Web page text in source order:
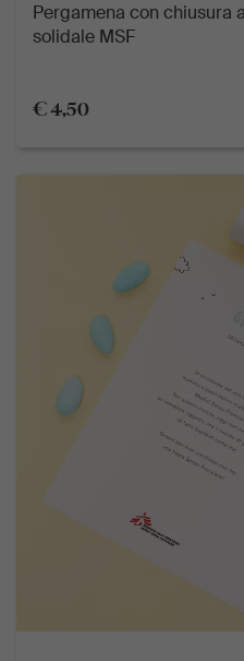
Pergamena con chiusura
solidale MSF
€ 4,50